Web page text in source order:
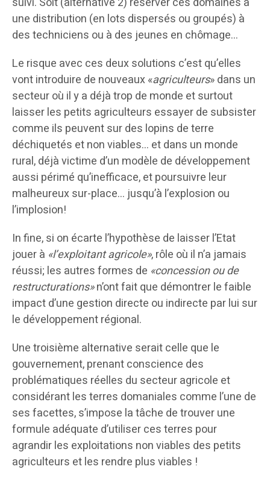
une distribution (en lots dispersés ou groupés) à
des techniciens ou à des jeunes en chômage…
Le risque avec ces deux solutions c’est qu’elles
vont introduire de nouveaux «agriculteurs» dans un
secteur où il y a déjà trop de monde et surtout
laisser les petits agriculteurs essayer de subsister
comme ils peuvent sur des lopins de terre
déchiquetés et non viables… et dans un monde
rural, déjà victime d’un modèle de développement
aussi périmé qu’inefficace, et poursuivre leur
malheureux sur-place… jusqu’à l’explosion ou
l’implosion!
In fine, si on écarte l’hypothèse de laisser l’Etat
jouer à «l’exploitant agricole», rôle où il n’a jamais
réussi; les autres formes de «concession ou de
restructurations»n’ont fait que démontrer le faible
impact d’une gestion directe ou indirecte par lui sur
le développement régional.
Une troisième alternative serait celle que le
gouvernement, prenant conscience des
problématiques réelles du secteur agricole et
considérant les terres domaniales comme l’une de
ses facettes, s’impose la tâche de trouver une
formule adéquate d’utiliser ces terres pour
agrandir les exploitations non viables des petits
agriculteurs et les rendre plus viables !